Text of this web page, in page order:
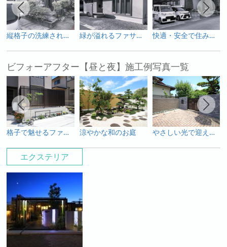
エクステリア
縦格子の洗練された美しさ 緑が溢れるファサード 快適・安全で住みよい我が家
ビフォーアフター【昼と夜】施工例写真一覧
格子で魅せるファサード 涼やかな和のお庭 やさしい光で迎えるファサード